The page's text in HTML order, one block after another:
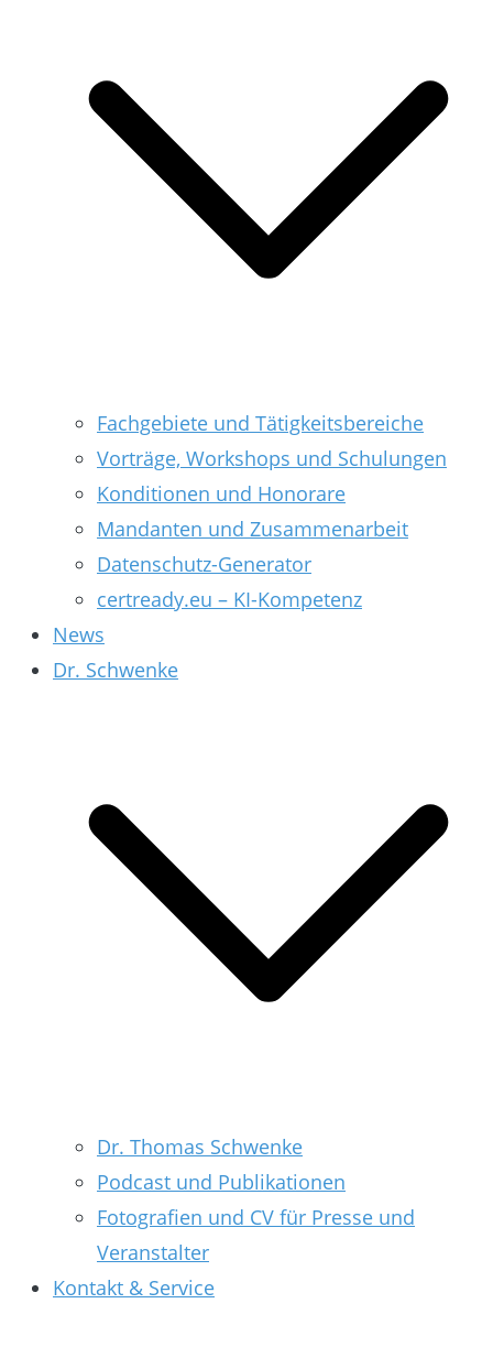
Fachgebiete und Tätigkeitsbereiche
Vorträge, Workshops und Schulungen
Konditionen und Honorare
Mandanten und Zusammenarbeit
Datenschutz-Generator
certready.eu – KI-Kompetenz
News
Dr. Schwenke
Dr. Thomas Schwenke
Podcast und Publikationen
Fotografien und CV für Presse und
Veranstalter
Kontakt & Service